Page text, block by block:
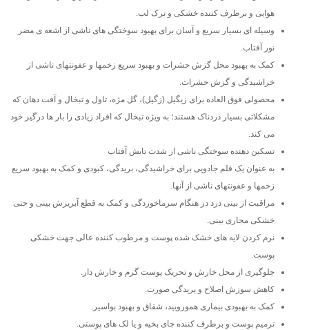
هوایی و برطرف کننده خشکی و ترک لب.
وسیله ای بسیار سریع و آسان برای بهبود سوختگی های ناشی از اشعه ی مضر
نور آفتاب.
کمک به بهبود محل گزش حشرات و بهبود سریع زخمها و عفونتهای ناشی از
خراشیدگی و گزش حشرات.
محصولی فوق العاده برای زیگیل (زگیل)، گل مژه، تاول و تبخال و آفت دهان که
مشکلاتی بسیار دردناک هستند؛ به ویژه تبخال که افراد زیادی را بار ها درگیر خود
می کند.
تسکین دهنده سوختگی ناشی از شدت تابش آفتاب
به عنوان یک قلم جادویی برای خراشیدگی، بریدگی، کبودی و کمک به بهبود سریع
زخمها و عفونتهای ناشی از آنها.
مراقبت از بینی درد در هنگام سرماخوردگی و کمک به قطع آبریزش بینی و حتی
خشکی مجاری بینی.
نرم کردن لایه های خشک شده پوست و مرطوب کننده عالی جهت خشکی
پوست.
جلوگیری از محل خارش و تحریک پوست گرم و خارش دار.
کاهش سوزش اصلاح و بریدگی صورت.
کمک به بهبودی بیماری همورویید، شقاق و بهبود بواسیر.
ترمیم پوست و برطرف کننده جای بخیه و یا لک های پوستی.